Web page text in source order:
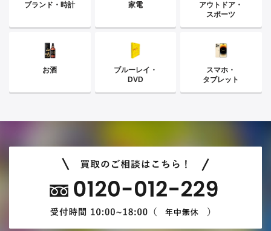
ブランド・時計 家電
アウトドア・
スポーツ
お酒
ブルーレイ・
DVD
スマホ・
タブレット